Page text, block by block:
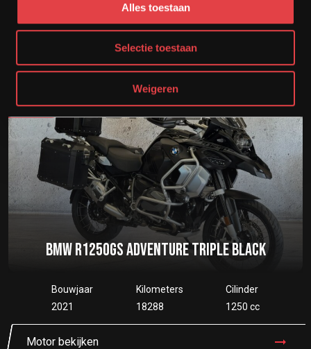
Alles toestaan
Selectie toestaan
Weigeren
Opslaan
BMW R1250GS ADVENTURE TRIPLE BLACK
Bouwjaar
2021
Kilometers
18288
Cilinder
1250 cc
Motor bekijken
€22.950